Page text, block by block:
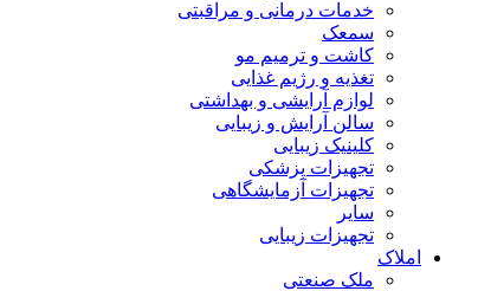
خدمات درمانی و مراقبتی
سمعک
کاشت و ترمیم مو
تغذیه و رژیم غذایی
لوازم آرایشی و بهداشتی
سالن آرایش و زیبایی
کلینیک زیبایی
تجهیزات پزشکی
تجهیزات آزمایشگاهی
سایر
تجهیزات زیبایی
املاک
ملک صنعتی